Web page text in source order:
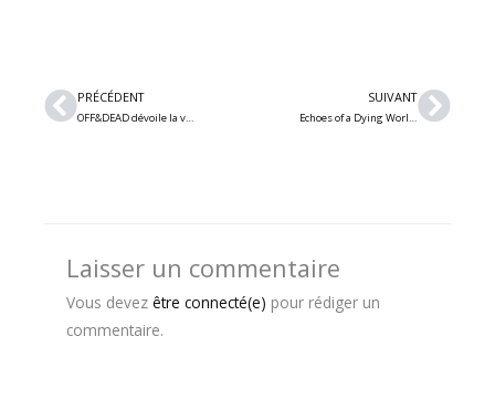
Précédent
PRÉCÉDENT
OFF&DEAD dévoile la vidéo lyrique de son plus récent single « I Always Forget »
SUIVANT
Echoes of a Dying World – Découvrez le nouveau single « The Rupture » : death metal mélodique belge
Laisser un commentaire
Vous devez être connecté(e) pour rédiger un
commentaire.